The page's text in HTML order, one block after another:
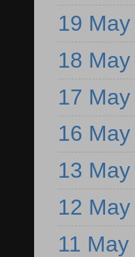
19 May
18 May
17 May
16 May
13 May
12 May
11 May